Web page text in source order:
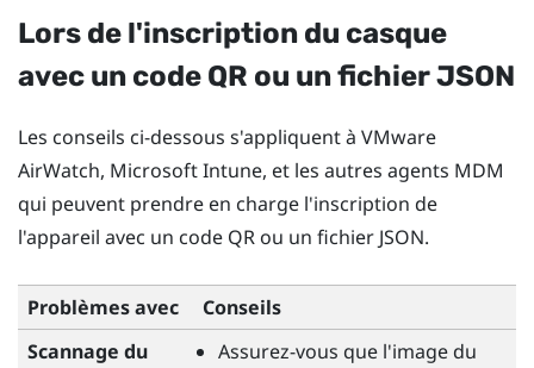
Lors de l'inscription du casque
avec un code QR ou un fichier JSON
Les conseils ci-dessous s'appliquent à VMware
AirWatch, Microsoft Intune, et les autres agents MDM
qui peuvent prendre en charge l'inscription de
l'appareil avec un code QR ou un fichier JSON.
Problèmes avec
Conseils
Scannage du
Assurez-vous que l'image du